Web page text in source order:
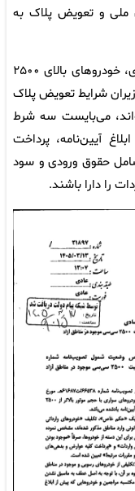
ملی و تعویض پلاک به
بر اساس نامه معاونت حقوقی ریاست‌جمهوری، خودروهای بالای ۲۵۰۰
شرایط تعویض پلاک
می‌بایست سه شرط
آیین‌نامه، پرداخت
حقوق ورودی و سود